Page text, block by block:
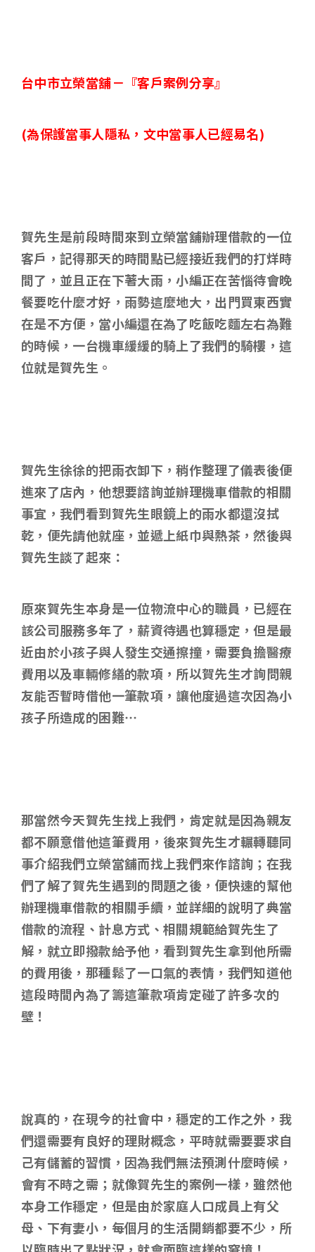
台中市立榮當舖－ 『客戶案例分享』
(為保護當事人隱私，文中當事人已經易名)
賀先生是前段時間來到立榮當舖辦理借款的一位
客戶，記得那天的時間點已經接近我們的打烊時
間了，並且正在下著大雨，小編正在苦惱待會晚
餐要吃什麼才好，雨勢這麼地大，出門買東西實
在是不方便，當小編還在為了吃飯吃麵左右為難
的時候，一台機車緩緩的騎上了我們的騎樓，這
位就是賀先生。
賀先生徐徐的把雨衣卸下，稍作整理了儀表後便
進來了店內，他想要諮詢並辦理機車借款的相關
事宜，我們看到賀先生眼鏡上的雨水都還沒拭
乾，便先請他就座，並遞上紙巾與熱茶，然後與
賀先生談了起來：
原來賀先生本身是一位物流中心的職員，已經在
該公司服務多年了，薪資待遇也算穩定，但是最
近由於小孩子與人發生交通擦撞，需要負擔醫療
費用以及車輛修繕的款項，所以賀先生才詢問親
友能否暫時借他一筆款項，讓他度過這次因為小
孩子所造成的困難…
那當然今天賀先生找上我們，肯定就是因為親友
都不願意借他這筆費用，後來賀先生才輾轉聽同
事介紹我們立榮當舖而找上我們來作諮詢；在我
們了解了賀先生遇到的問題之後，便快速的幫他
辦理機車借款的相關手續，並詳細的說明了典當
借款的流程、計息方式、相關規範給賀先生了
解，就立即撥款給予他，看到賀先生拿到他所需
的費用後，那種鬆了一口氣的表情，我們知道他
這段時間內為了籌這筆款項肯定碰了許多次的
壁！
說真的 ，在現今的社會中，穩定的工作之外，我
們還需要有良好的理財概念，平時就需要要求自
己有儲蓄的習慣，因為我們無法預測什麼時候，
會有不時之需；就像賀先生的案例一樣，雖然他
本身工作穩定，但是由於家庭人口成員上有父
母、下有妻小，每個月的生活開銷都要不少，所